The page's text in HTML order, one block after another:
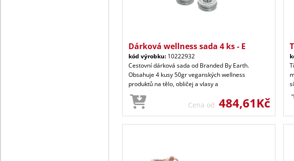
Dárková wellness sada 4 ks - E
kód výrobku: 10222932
Cestovní dárková sada od Branded By Earth.
Obsahuje 4 kusy 50gr veganských wellness
produktů na tělo, obličej a vlasy a
Cena od 484,61Kč